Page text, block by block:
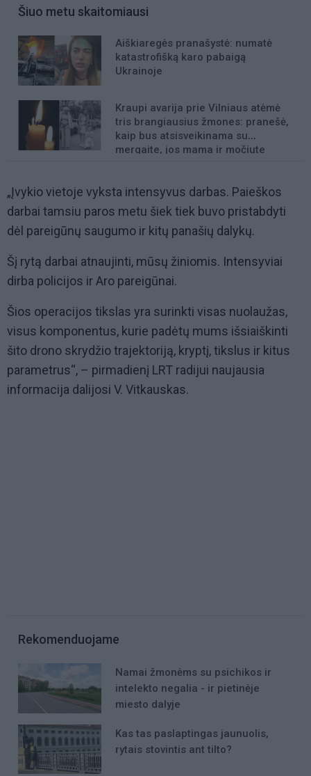
Šiuo metu skaitomiausi
Aiškiaregės pranašystė: numatė
katastrofišką karo pabaigą
Ukrainoje
Kraupi avarija prie Vilniaus atėmė
tris brangiausius žmones: pranešė,
kaip bus atsisveikinama su
mergaite, jos mama ir močiute
„Įvykio vietoje vyksta intensyvus darbas. Paieškos
darbai tamsiu paros metu šiek tiek buvo pristabdyti
dėl pareigūnų saugumo ir kitų panašių dalykų.
Šį rytą darbai atnaujinti, mūsų žiniomis. Intensyviai
dirba policijos ir Aro pareigūnai.
Šios operacijos tikslas yra surinkti visas nuolaužas,
visus komponentus, kurie padėtų mums išsiaiškinti
šito drono skrydžio trajektoriją, kryptį, tikslus ir kitus
parametrus“, – pirmadienį LRT radijui naujausia
informacija dalijosi V. Vitkauskas.
Rekomenduojame
Namai žmonėms su psichikos ir
intelekto negalia - ir pietinėje
miesto dalyje
Kas tas paslaptingas jaunuolis,
rytais stovintis ant tilto?